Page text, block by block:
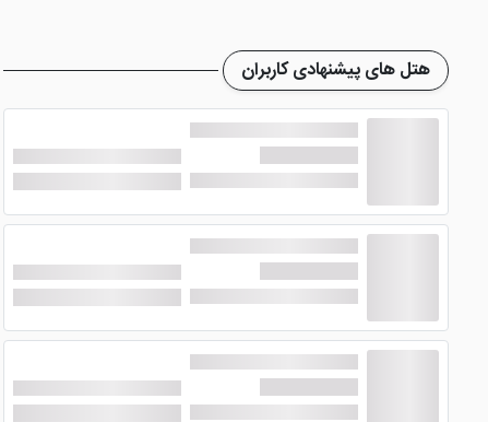
هتل گراند جزیره کیش رستوران بسیار شیکی دارد که با میز
نظرسنجی میهمانان، کیفیت غذای رستوران این هتل کیش
خدمات وامکانات هتل 3 ستاره گراند کیش
هتل گراند در کیش
تصاویر خود را در اختیار سایت پرشین
رمپ معلولین، نمازخانه، پارکینگ، اتاق چمدان، بلمن و ... اشاره
امکانات هتل شیک گراند کیش همانند، پارکینگ، رستوران،
هتل کیش و تورکیش با شماره 09198906504 تماس حاصل فرمایید.
هتل های پیشنهادی کاربران